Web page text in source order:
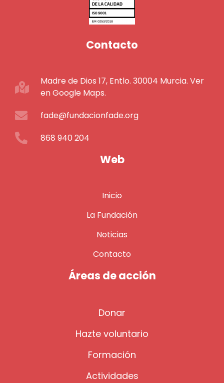
Contacto
Madre de Dios 17, Entlo. 30004 Murcia. Ver
en Google Maps.
fade@fundacionfade.org
868 940 204
Web
Inicio
La Fundación
Noticias
Contacto
Áreas de acción
Donar
Hazte voluntario
Formación
Actividades